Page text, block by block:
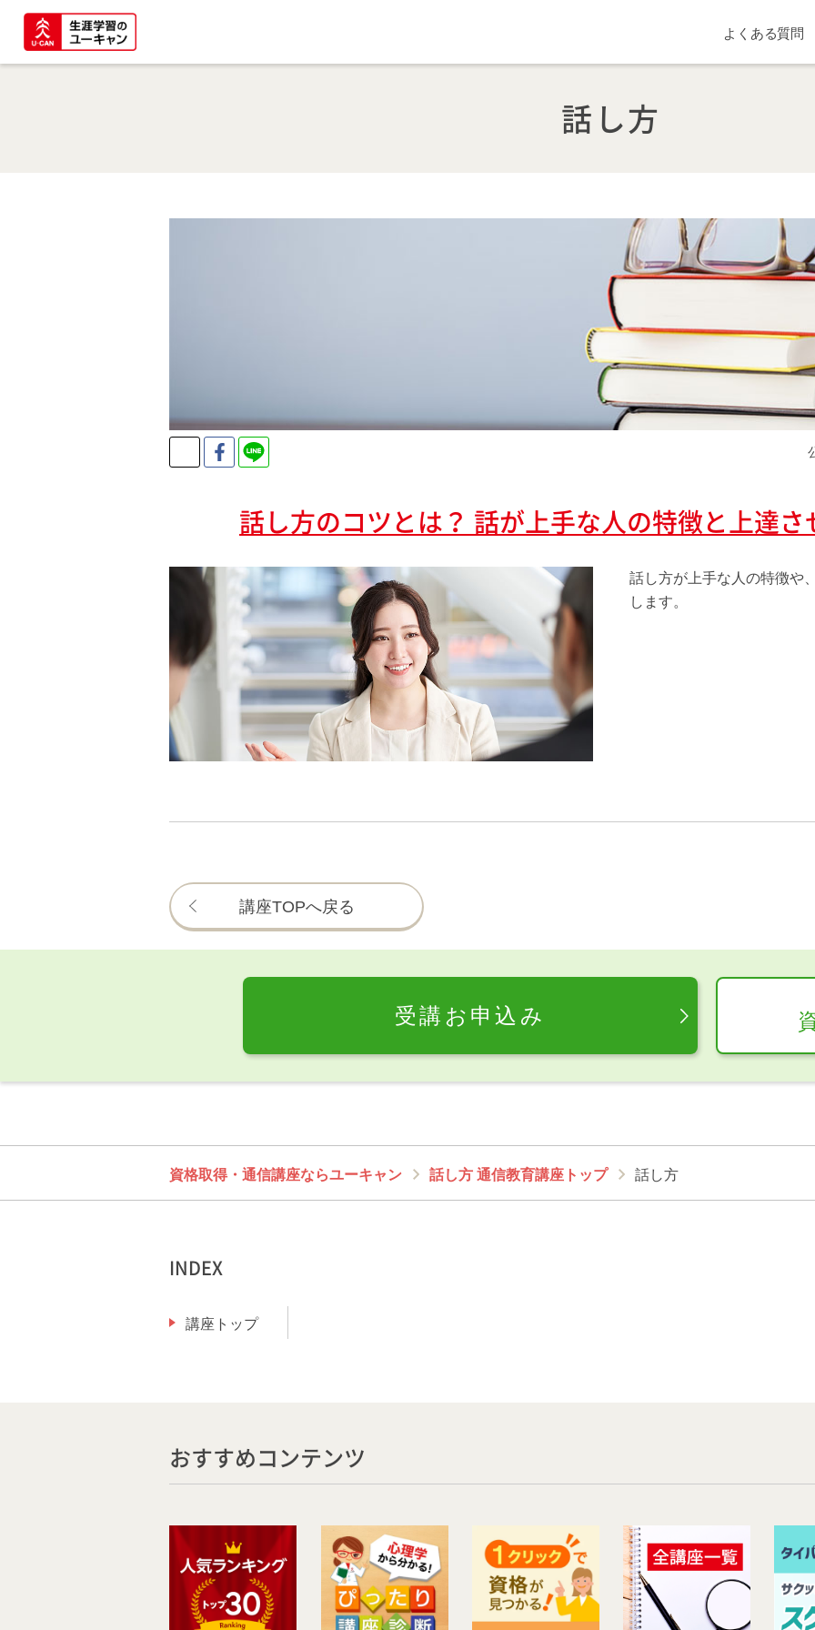
よくある質問
話し方
TwitterFacebook
LINE
話し方のコツとは？ 話が上手な人の特徴と上達
話し方が上手な人の特徴や
します。
講座TOPへ戻る
受講お申込み
資格取得・通信講座ならユーキャン 話し方 通信教育講座トップ 話し方
INDEX
講座トップ
おすすめコンテンツ